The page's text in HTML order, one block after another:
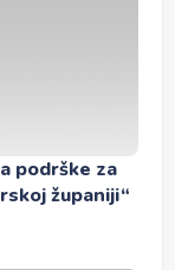
podrške za
županiji“